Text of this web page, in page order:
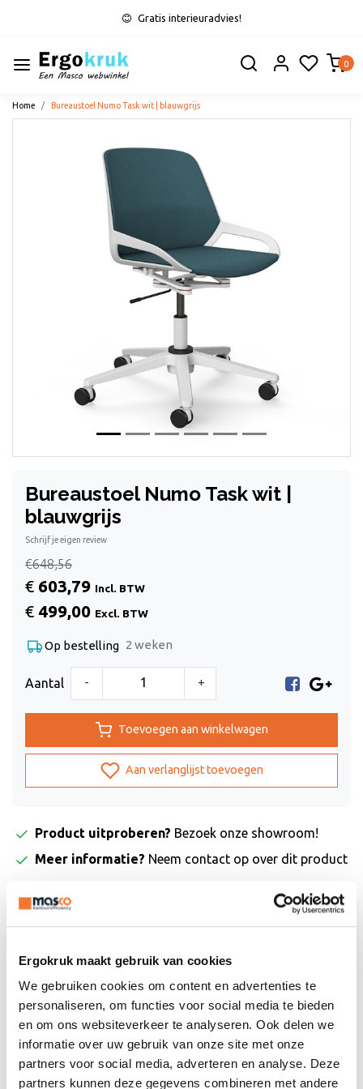
Ergokruk maakt gebruik van cookies
We gebruiken cookies om content en advertenties te
personaliseren, om functies voor social media te bieden
en om ons websiteverkeer te analyseren. Ook delen we
informatie over uw gebruik van onze site met onze
partners voor social media, adverteren en analyse. Deze
partners kunnen deze gegevens combineren met andere
Gratis interieuradvies!
0
Home Bureaustoel Numo Task wit | blauwgrijs
Bureaustoel Numo Task wit |
blauwgrijs
Schrijf je eigen review
€648,56
€ 603,79 Incl. BTW
€ 499,00 Excl. BTW
Op bestelling 2 weken
Aantal - +
Toevoegen aan winkelwagen
Aan verlanglijst toevoegen
Product uitproberen? Bezoek onze showroom!
Meer informatie? Neem contact op over dit product
Compacte bureaustoel voor thuis
Met 360 graden bewegingsvrijheid
Actief zitten gaat helemaal vanzelf!
Stijlvol & mooie stofkleuren
Je lichaam moet wennen